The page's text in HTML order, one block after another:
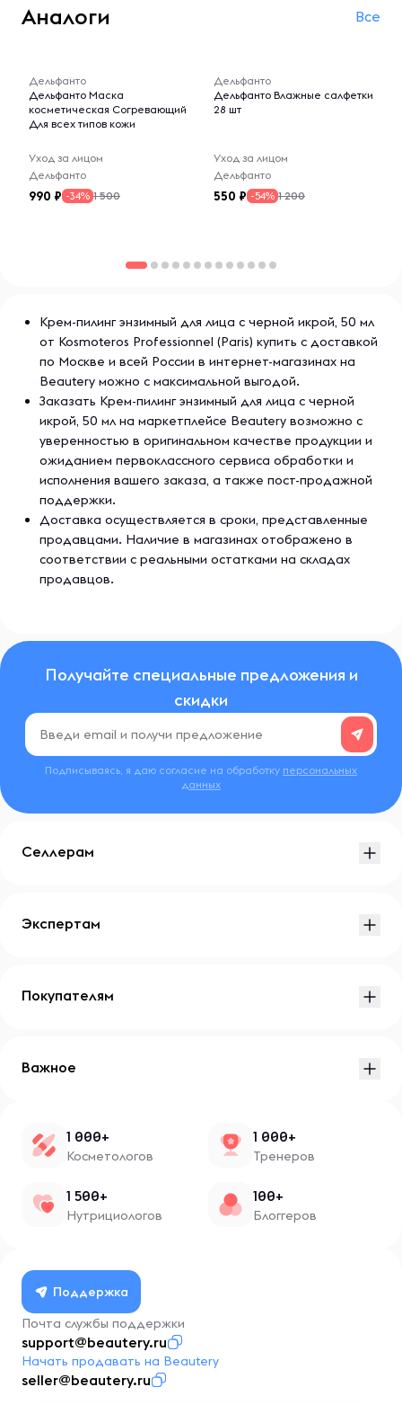
Аналоги Все
Дельфанто
Дельфанто Маска
косметическая Согревающий
Для всех типов кожи
Уход за лицом
Дельфанто
990 -34% 1 500
Дельфанто
Дельфанто Влажные салфетки
28 шт
Уход за лицом
Дельфанто
550 -54% 1 200
Крем-пилинг энзимный для лица с черной икрой, 50 мл
от Kosmoteros Professionnel (Paris) купить с доставкой
по Москве и всей России в интернет-магазинах на
Beautery можно с максимальной выгодой.
Заказать Крем-пилинг энзимный для лица с черной
икрой, 50 мл на маркетплейсе Beautery возможно с
уверенностью в оригинальном качестве продукции и
ожиданием первоклассного сервиса обработки и
исполнения вашего заказа, а также пост-продажной
поддержки.
Доставка осуществляется в сроки, представленные
продавцами. Наличие в магазинах отображено в
соответствии с реальными остатками на складах
продавцов.
Получайте специальные предложения и
скидки
Подписываясь, я даю согласие на обработку персональных
данных
Селлерам
Экспертам
Покупателям
Важное
1 000+
Косметологов
1 000+
Тренеров
1 500+
Нутрициологов
100+
Блоггеров
Поддержка
Почта службы поддержки
support@beautery.ru
Начать продавать на Beautery
seller@beautery.ru